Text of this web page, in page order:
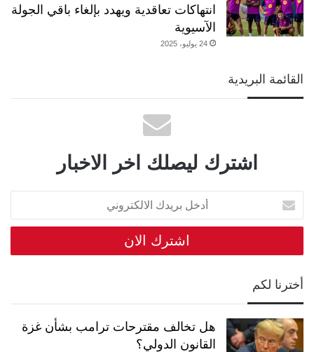
انتهاكات تعاقدية ويهدد بإلغاء باقي الجولة
الآسيوية
24 يوليو، 2025
القائمة البريدية
اشترك ليصلك اخر الاخبار
أدخل
بريدك
الالكتروني
أخترنا لكم
هل تخالف مقترحات ترامب بشأن غزة
القانون الدولي؟